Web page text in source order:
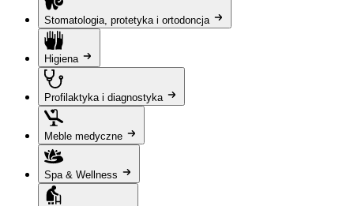
Stomatologia, protetyka i ortodoncja
Higiena
Profilaktyka i diagnostyka
Meble medyczne
Spa & Wellness